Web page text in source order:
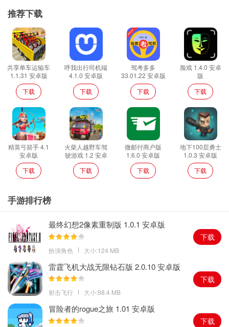
推荐下载
共享单车运输车
1.1.31 安卓版
下载
呼我出行司机端
4.1.0 安卓版
下载
驾考多多
33.01.22 安卓版
下载
脸戏 1.4.0 安卓
版
下载
精英弓箭手 4.1
安卓版
下载
火柴人越野车驾
驶游戏 1.2 安卓
版
下载
微邮付商户版
1.6.0 安卓版
下载
地下100层勇士
1.0.3 安卓版
下载
手游排行榜
最终幻想2像素重制版 1.0.1 安卓版
扮演角色 大小:124 MB
下载
雷霆飞机大战无限钻石版 2.0.10 安卓版
射击飞行 大小:98.4 MB
下载
冒险者的rogue之旅 1.01 安卓版
下载